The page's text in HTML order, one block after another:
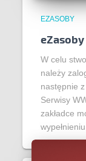
EZASOBY
W celu
należy
następnie
Serwisy
zakładce